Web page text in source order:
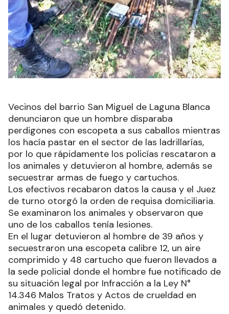
Vecinos del barrio San Miguel de Laguna Blanca
denunciaron que un hombre disparaba
perdigones con escopeta a sus caballos mientras
los hacía pastar en el sector de las ladrillarías,
por lo que rápidamente los policías rescataron a
los animales y detuvieron al hombre, además se
secuestrar armas de fuego y cartuchos.
Los efectivos recabaron datos la causa y el Juez
de turno otorgó la orden de requisa domiciliaria.
Se examinaron los animales y observaron que
uno de los caballos tenía lesiones.
En el lugar detuvieron al hombre de 39 años y
secuestraron una escopeta calibre 12, un aire
comprimido y 48 cartucho que fueron llevados a
la sede policial donde el hombre fue notificado de
su situación legal por Infracción a la Ley N°
14.346 Malos Tratos y Actos de crueldad en
animales y quedó detenido.